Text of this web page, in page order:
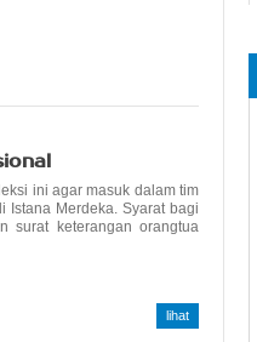
ini agar masuk dalam tim
Istana Merdeka. Syarat bagi
surat keterangan orangtua
lihat